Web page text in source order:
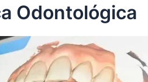
Odontológica